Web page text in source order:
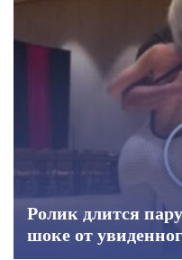
Ролик длится
шоке от